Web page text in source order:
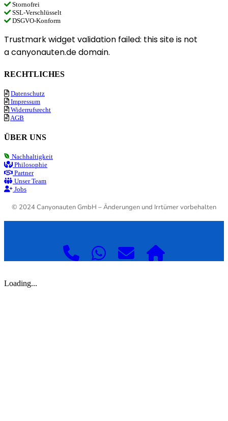
Stornofrei
SSL-Verschlüsselt
DSGVO-Konform
Trustmark widget validation failed: this site is not
a canyonauten.de domain.
RECHTLICHES
Datenschutz
Impressum
Widerrufsrecht
AGB
ÜBER UNS
Nachhaltigkeit
Philosophie
Partner
Unser Team
Jobs
© 2024 Canyonauten GmbH – Änderungen und Irrtümer vorbehalten
Loading...